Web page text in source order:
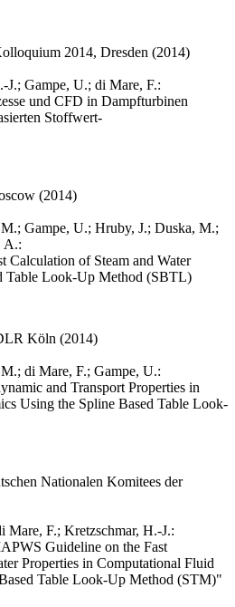
2014, Dresden (2014)
Gampe, U.; di Mare, F.:
und CFD in Dampfturbinen
Stoffwert-
(2014)
Gampe, U.; Hruby, J.; Duska, M.;
A.:
of Steam and Water
Table Look-Up Method (SBTL)
Köln (2014)
di Mare, F.; Gampe, U.:
and Transport Properties in
Using the Spline Based Table Look-
Nationalen Komitees der
F.; Kretzschmar, H.-J.:
Guideline on the Fast
Properties in Computational Fluid
Table Look-Up Method (STM)"